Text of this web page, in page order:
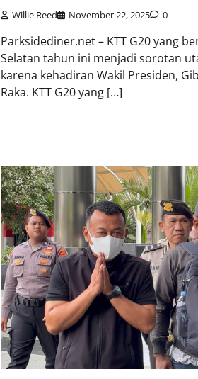
Willie Reed November 22, 2025 0
Parksidediner.net – KTT G20 yang
Selatan tahun ini menjadi sorotan
karena kehadiran Wakil Presiden,
Raka. KTT G20 yang […]